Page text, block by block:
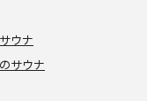
ウナ
サウナ